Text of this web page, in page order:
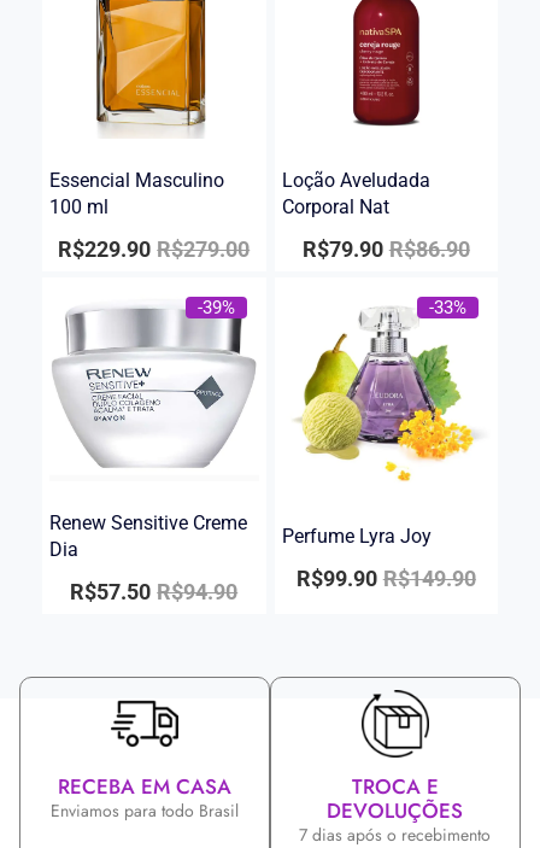
Essencial Masculino
100 ml
R$279.00
R$229.90
Loção Aveludada
Corporal Nat
R$86.90
R$79.90
-39%
Renew Sensitive Creme
Dia
R$94.90
R$57.50
-33%
Perfume Lyra Joy
R$149.90
R$99.90
RECEBA EM CASA
Enviamos para todo Brasil
TROCA E
DEVOLUÇÕES
7 dias após o recebimento